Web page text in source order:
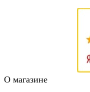
О магазине